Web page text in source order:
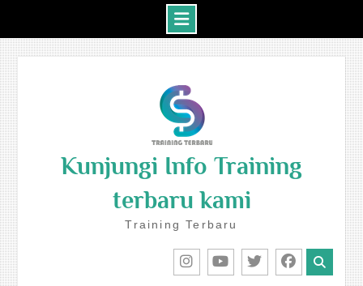
Kunjungi Info Training
terbaru kami
Training Terbaru